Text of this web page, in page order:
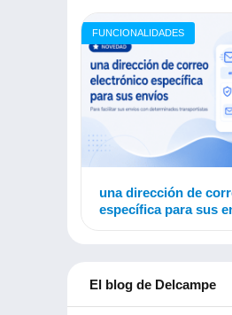
FUNCIONALIDADES
una dirección de
específica para sus
El blog de Delcampe